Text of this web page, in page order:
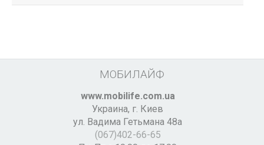
МОБИЛАЙФ
www.mobilife.com.ua
Украина, г. Киев
ул. Вадима Гетьмана 48а
(067)402-66-65